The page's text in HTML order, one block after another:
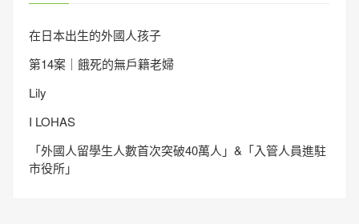
在日本出生的外國人孩子
第14案｜餓死的無戶籍老婦
Lily
I LOHAS
「外國人留學生人數首次突破40萬人」&「入管人員進駐
市役所」